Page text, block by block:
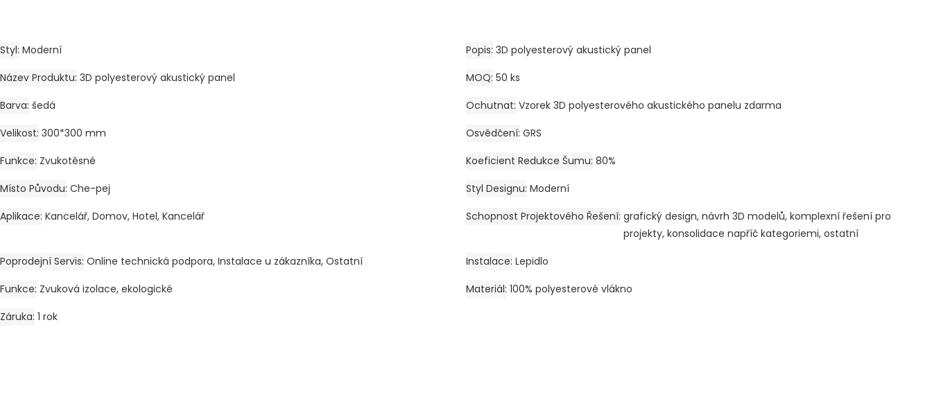
Styl Moderní Popis 3D polyesterový akustický panel
Název Produktu 3D polyesterový akustický panel MOQ 50 ks
Barva šedá Ochutnat Vzorek 3D polyesterového akustického panelu zdarma
Velikost 300*300 mm Osvědčení GRS
Funkce Zvukotěsné Koeficient Redukce Šumu 80%
Místo Původu Che-pej Styl Designu Moderní
Aplikace Kancelář, Domov, Hotel, Kancelář Schopnost Projektového Řešení grafický design, návrh 3D modelů, komplexní řešení pro
projekty, konsolidace napříč kategoriemi, ostatní
Poprodejní Servis Online technická podpora, Instalace u zákazníka, Ostatní Instalace Lepidlo
Funkce Zvuková izolace, ekologické Materiál 100% polyesterové vlákno
Záruka 1 rok